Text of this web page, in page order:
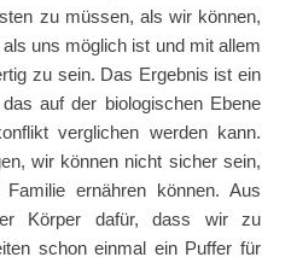
zu müssen, als wir können,
uns möglich ist und mit allem
zu sein. Das Ergebnis ist ein
auf der biologischen Ebene
verglichen werden kann.
wir können nicht sicher sein,
ernähren können. Aus
Körper dafür, dass wir zu
schon einmal ein Puffer für